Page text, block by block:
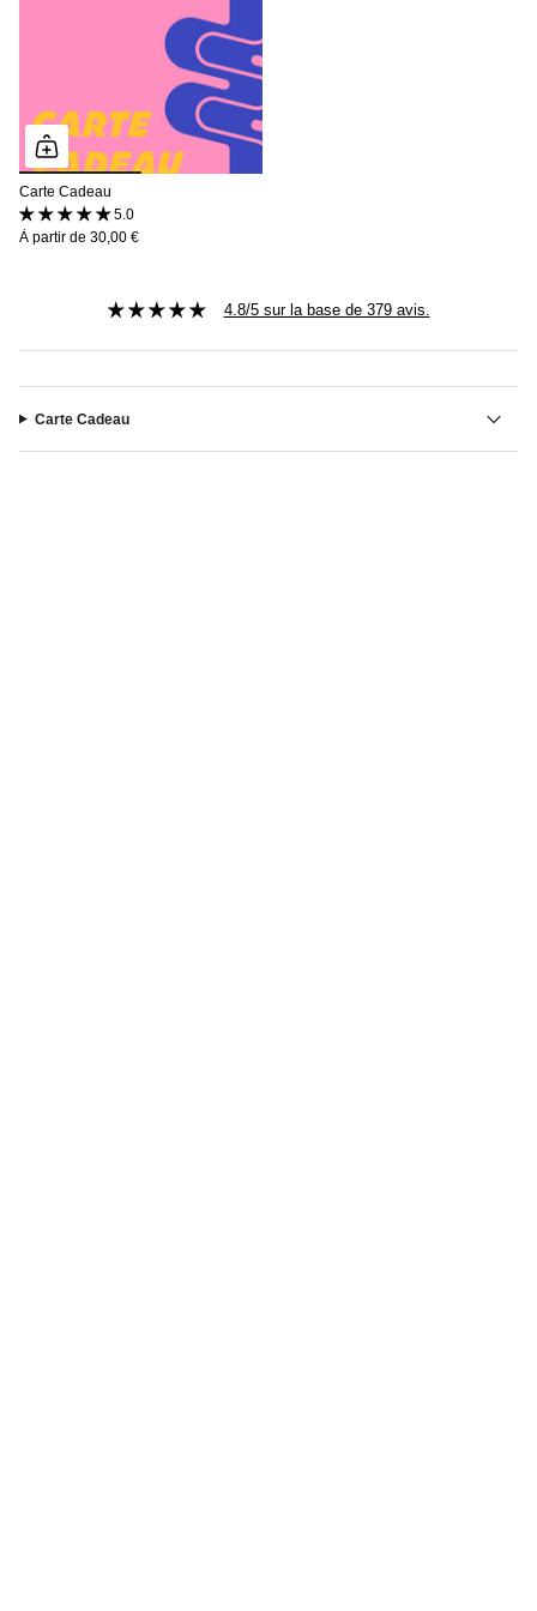
Carte Cadeau
5.0 (1 avis)
À partir de 30,00 €
4.8/5 sur la base de 379 avis.
Carte Cadeau